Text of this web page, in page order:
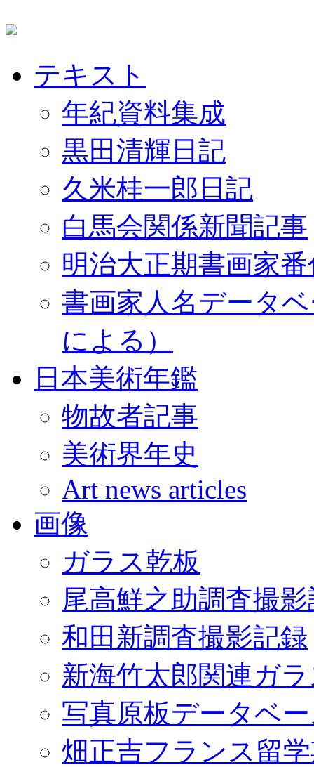
テキスト
年紀資料集成
黒田清輝日記
久米桂一郎日記
白馬会関係新聞記事
明治大正期書画家
書画家人名データ
による）
日本美術年鑑
物故者記事
美術界年史
Art news articles
画像
ガラス乾板
尾高鮮之助調査撮
和田新調査撮影記録
新海竹太郎関連ガ
写真原板データベ
畑正吉フランス留